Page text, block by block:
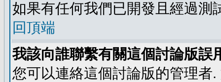
如果有任何我們已開發且經過測
回頂端
我該向誰聯繫有關這個討論版誤
您可以連絡這個討論版的管理者